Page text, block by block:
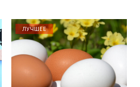
ЛУЧШЕЕ